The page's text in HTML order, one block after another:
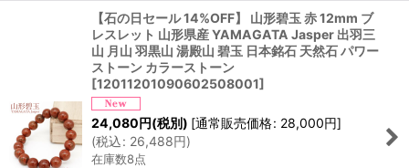
【石の日セール 14%OFF】 山形碧玉 赤 12mm ブ
レスレット 山形県産 YAMAGATA Jasper 出羽三
山 月山 羽黒山 湯殿山 碧玉 日本銘石 天然石 パワー
ストーン カラーストーン
[12011201090602508001]
24,080円(税別) [通常販売価格: 28,000円]
(税込: 26,488円)
在庫数8点